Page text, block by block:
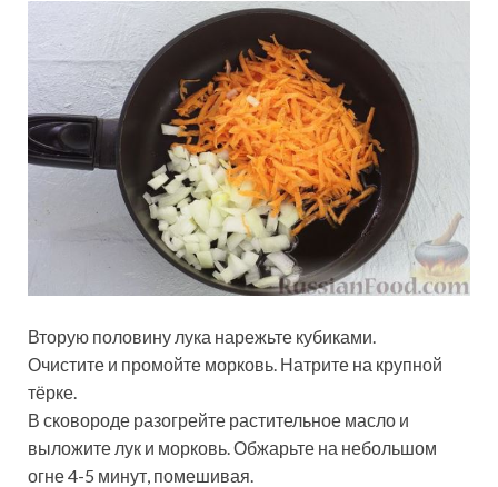
Вторую половину лука нарежьте кубиками.
Очистите и промойте морковь. Натрите на крупной
тёрке.
В сковороде разогрейте растительное масло и
выложите лук и морковь. Обжарьте на небольшом
огне 4-5 минут, помешивая.